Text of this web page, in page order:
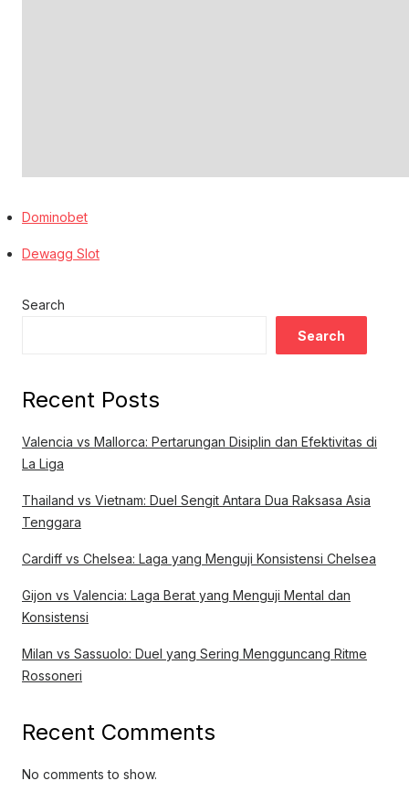
Dominobet
Dewagg Slot
Search
Search
Recent Posts
Valencia vs Mallorca: Pertarungan Disiplin dan Efektivitas di
La Liga
Thailand vs Vietnam: Duel Sengit Antara Dua Raksasa Asia
Tenggara
Cardiff vs Chelsea: Laga yang Menguji Konsistensi Chelsea
Gijon vs Valencia: Laga Berat yang Menguji Mental dan
Konsistensi
Milan vs Sassuolo: Duel yang Sering Mengguncang Ritme
Rossoneri
Recent Comments
No comments to show.